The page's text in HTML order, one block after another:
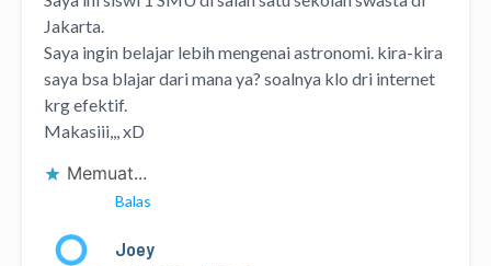
Jakarta.
Saya ingin belajar lebih mengenai astronomi. kira-kira
saya bsa blajar dari mana ya? soalnya klo dri internet
krg efektif.
Makasiii,,, xD
Memuat...
Balas
Joey